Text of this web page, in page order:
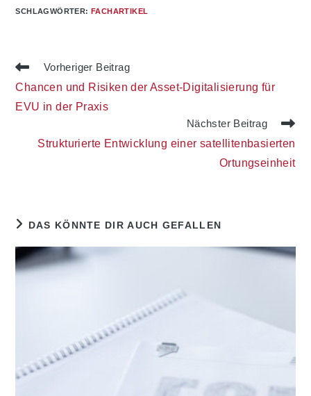
SCHLAGWÖRTER:FACHARTIKEL
Weitere
ansehen
Vorheriger Beitrag
Chancen und Risiken der Asset-Digitalisierung für
EVU in der Praxis
Nächster Beitrag
Strukturierte Entwicklung einer satellitenbasierten
Ortungseinheit
DAS KÖNNTE DIR AUCH GEFALLEN